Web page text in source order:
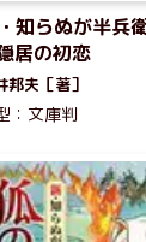
知らぬが半兵
居の初恋
邦夫［著］
：文庫判